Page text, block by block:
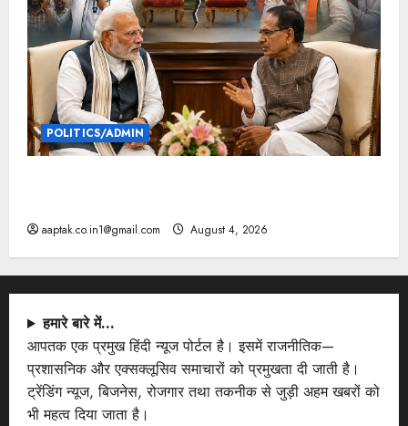
POLITICS/ADMIN
aaptak.co.in1@gmail.com August 4, 2026
हमारे बारे में…
आपतक एक प्रमुख हिंदी न्यूज पोर्टल है। इसमें राजनीतिक—
प्रशासनिक और एक्सक्लूसिव समाचारों को प्रमुखता दी जाती है।
ट्रेंडिंग न्यूज, बिजनेस, रोजगार तथा तकनीक से जुड़ी अहम खबरों को
भी महत्व दिया जाता है।